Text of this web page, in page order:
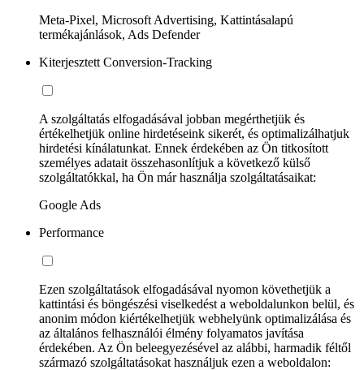
Meta-Pixel, Microsoft Advertising, Kattintásalapú
termékajánlások, Ads Defender
Kiterjesztett Conversion-Tracking
A szolgáltatás elfogadásával jobban megérthetjük és
értékelhetjük online hirdetéseink sikerét, és optimalizálhatjuk
hirdetési kínálatunkat. Ennek érdekében az Ön titkosított
személyes adatait összehasonlítjuk a következő külső
szolgáltatókkal, ha Ön már használja szolgáltatásaikat:
Google Ads
Performance
Ezen szolgáltatások elfogadásával nyomon követhetjük a
kattintási és böngészési viselkedést a weboldalunkon belül, és
anonim módon kiértékelhetjük webhelyünk optimalizálása és
az általános felhasználói élmény folyamatos javítása
érdekében. Az Ön beleegyezésével az alábbi, harmadik féltől
származó szolgáltatásokat használjuk ezen a weboldalon: